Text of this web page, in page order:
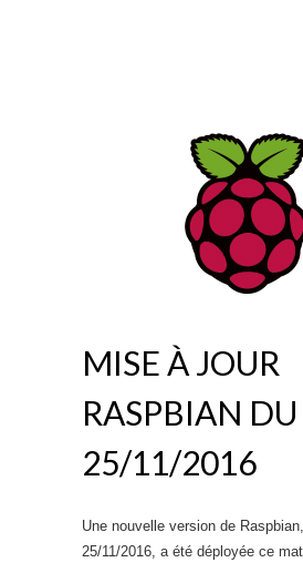
MISE À JOUR
RASPBIAN DU
25/11/2016
Une nouvelle version de
25/11/2016, a été déployée ce